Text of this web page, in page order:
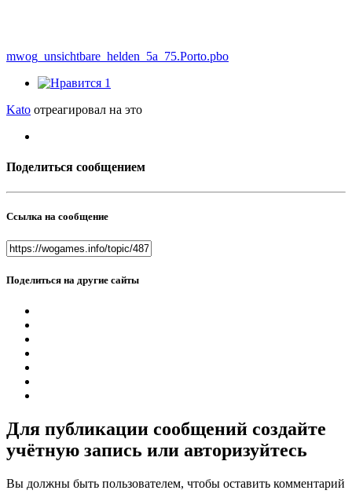
mwog_unsichtbare_helden_5a_75.Porto.pbo
1
Kato отреагировал на это
Поделиться сообщением
Ссылка на сообщение
Поделиться на другие сайты
Для публикации сообщений создайте
учётную запись или авторизуйтесь
Вы должны быть пользователем, чтобы оставить комментарий